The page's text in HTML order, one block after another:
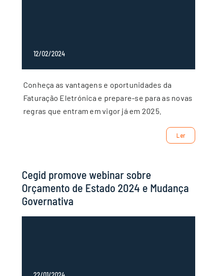
12/02/2024
Conheça as vantagens e oportunidades da
Faturação Eletrónica e prepare-se para as novas
regras que entram em vigor já em 2025.
Ler
Cegid promove webinar sobre
Orçamento de Estado 2024 e Mudança
Governativa